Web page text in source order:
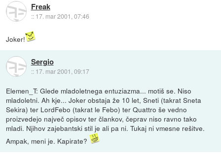
Freak
:: 17. mar 2001, 07:46
Joker!
Sergio
:: 17. mar 2001, 09:17
Elemen_T: Glede mladoletnega entuziazma... motiš se. Niso
mladoletni. Ah kje... Joker obstaja že 10 let, Sneti (takrat Sneta
Sekira) ter LordFebo (takrat le Febo) ter Quattro še vedno
proizvedejo največ opisov ter člankov, čeprav niso ravno tako
mladi. Njihov zajebantski stil je ali pa ni. Tukaj ni vmesne rešitve.
Ampak, meni je. Kapirate?